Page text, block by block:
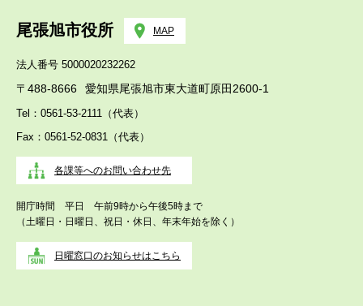
尾張旭市役所 MAP
法人番号 5000020232262
〒488-8666 愛知県尾張旭市東大道町原田2600-1
Tel：0561-53-2111（代表）
Fax：0561-52-0831（代表）
各課等へのお問い合わせ先
開庁時間 平日 午前9時から午後5時まで
（土曜日・日曜日、祝日・休日、年末年始を除く）
日曜窓口のお知らせはこちら